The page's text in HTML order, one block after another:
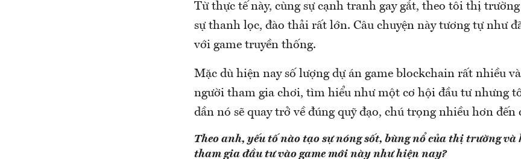
Từ thực tế này, cùng sự cạnh tranh gay gắt, theo tôi thị trường
sự thanh lọc, đào thải rất lớn. Câu chuyện này tương tự như
với game truyền thống.
Mặc dù hiện nay số lượng dự án game blockchain rất nhiều
người tham gia chơi, tìm hiểu như một cơ hội đầu tư nhưng
dần nó sẽ quay trở về đúng quỹ đạo, chú trọng nhiều hơn đến
Theo anh, yếu tố nào tạo sự nóng sốt, bùng nổ của thị trường
tham gia đầu tư vào game mới này như hiện nay?